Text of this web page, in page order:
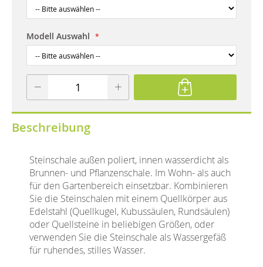
Modell Auswahl
Beschreibung
Steinschale außen poliert, innen wasserdicht als
Brunnen- und Pflanzenschale. Im Wohn- als auch
für den Gartenbereich einsetzbar. Kombinieren
Sie die Steinschalen mit einem Quellkörper aus
Edelstahl (Quellkugel, Kubussäulen, Rundsäulen)
oder Quellsteine in beliebigen Größen, oder
verwenden Sie die Steinschale als Wassergefäß
für ruhendes, stilles Wasser.